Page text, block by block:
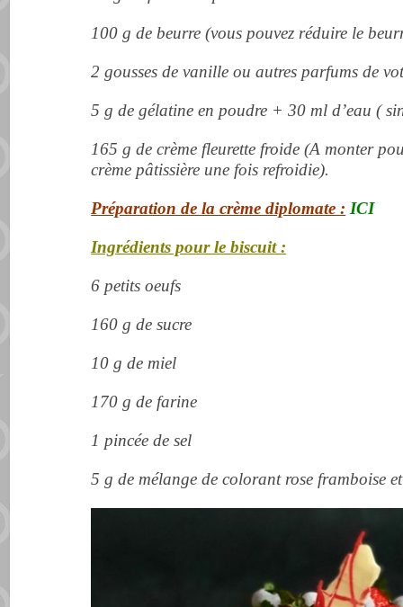
100 g de beurre (vous pouvez réduire le
2 gousses de vanille ou autres parfums de
5 g de gélatine en poudre + 30 ml d’eau (
165 g de crème fleurette froide (A monter
crème pâtissière une fois refroidie).
Préparation de la crème diplomate : ICI
Ingrédients pour le biscuit :
6 petits oeufs
160 g de sucre
10 g de miel
170 g de farine
1 pincée de sel
5 g de mélange de colorant rose framboise